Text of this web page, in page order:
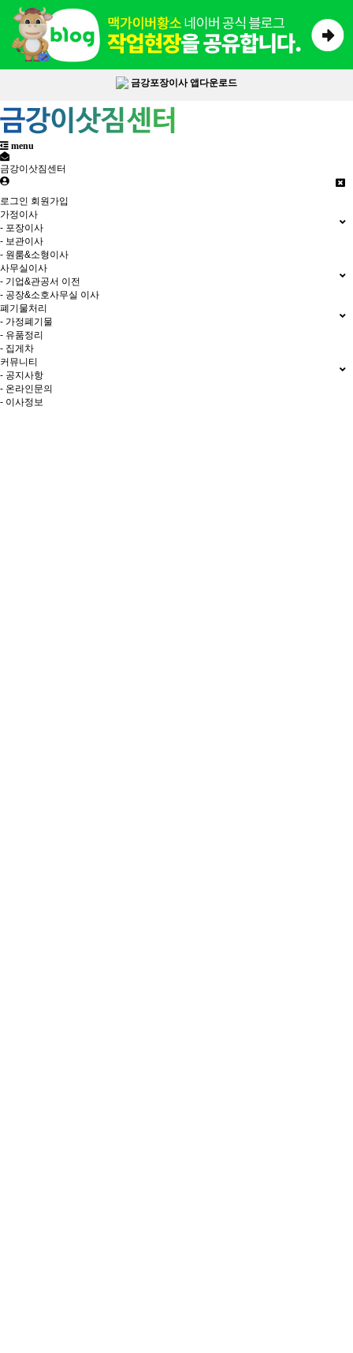
금강포장이사 앱다운로드
menu
금강이삿짐센터
로그인 회원가입
가정이사
- 포장이사
- 보관이사
- 원룸&소형이사
사무실이사
- 기업&관공서 이전
- 공장&소호사무실 이사
폐기물처리
- 가정폐기물
- 유품정리
- 집게차
커뮤니티
- 공지사항
- 온라인문의
- 이사정보